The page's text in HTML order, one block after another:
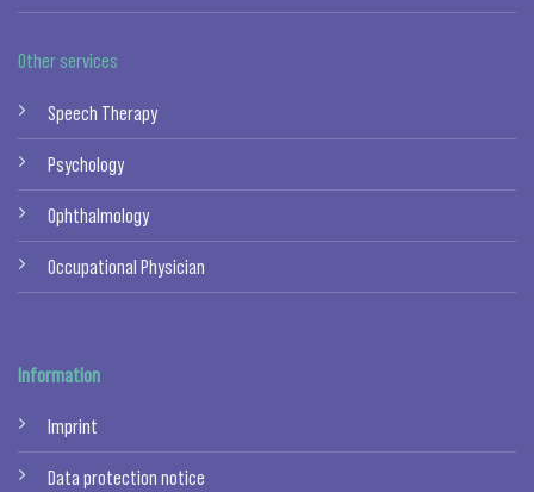
Other services
Speech Therapy
Psychology
Ophthalmology
Occupational Physician
Information
Imprint
Data protection notice